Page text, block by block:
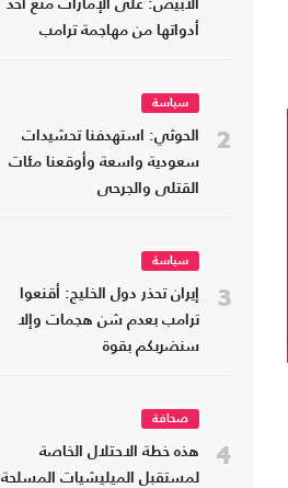
الأبيض: على الإمارات منع أحد
أدواتها من مهاجمة ترامب
2
سياسة
الحوثي: استهدفنا تحشيدات
سعودية واسعة وأوقعنا مئات
القتلى والجرحى
3
سياسة
إيران تحذر دول الخليج: أقنعوا
ترامب بعدم شن هجمات وإلا
سنضربكم بقوة
4
صحافة
هذه خطة الاحتلال الخاصة
لمستقبل الميليشيات المسلحة